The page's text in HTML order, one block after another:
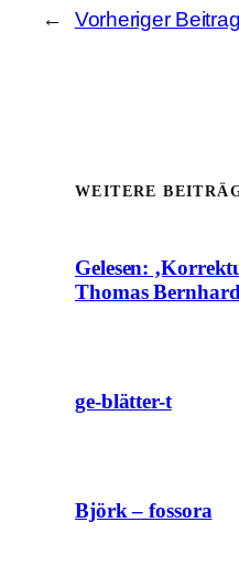
← Vorheriger Beitrag
WEITERE
Gelesen:
Thomas
ge-blätter-t
Björk – fossora